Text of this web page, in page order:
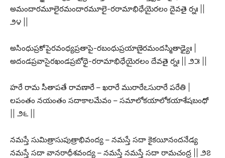
అమందారమూలైరమందారమూలై-రరామాభిధేయైరలం దైవతై ర్నః ||
౨౪ ||
అసింధుప్రకోపైరవంధ్యప్రతాపై-రబంధుప్రయాణైరమందస్మితాఢ్యైః |
అదండప్రవాసైరఖండప్రబోధై-రరామాభిధేయైరలం దేవతై ర్నః || ౨౫ ||
హరే రామ సీతాపతే రావణారే – ఖరారే మురారేఽసురారే పరేతి |
లపంతం నయంతం సదాకాలమేవం – సమాలోకయాలోకయాశేషబంధో
|| ౨౬ ||
నమస్తే సుమిత్రాసుపుత్రాభివంద్య – నమస్తే సదా కైకయీనందనేడ్య
నమస్తే సదా వానరాధీశవంద్య – నమస్తే నమస్తే సదా రామచంద్ర || ౨౭